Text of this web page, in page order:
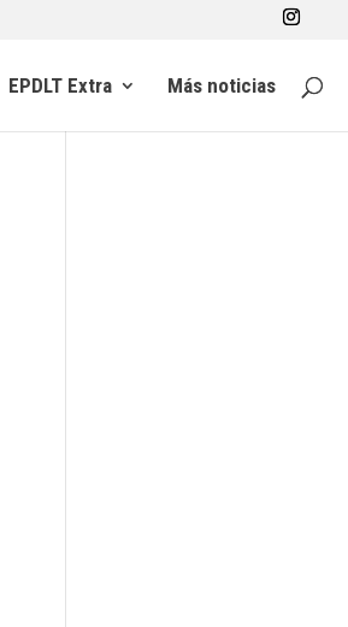
EPDLT Extra Más noticias